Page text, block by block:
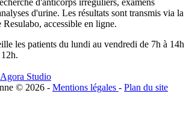
d'urine. Les résultats sont transmis via la
Resulabo, accessible en ligne.
les patients du lundi au vendredi de 7h à 14h
Agora Studio
© 2026 - Mentions légales - Plan du site